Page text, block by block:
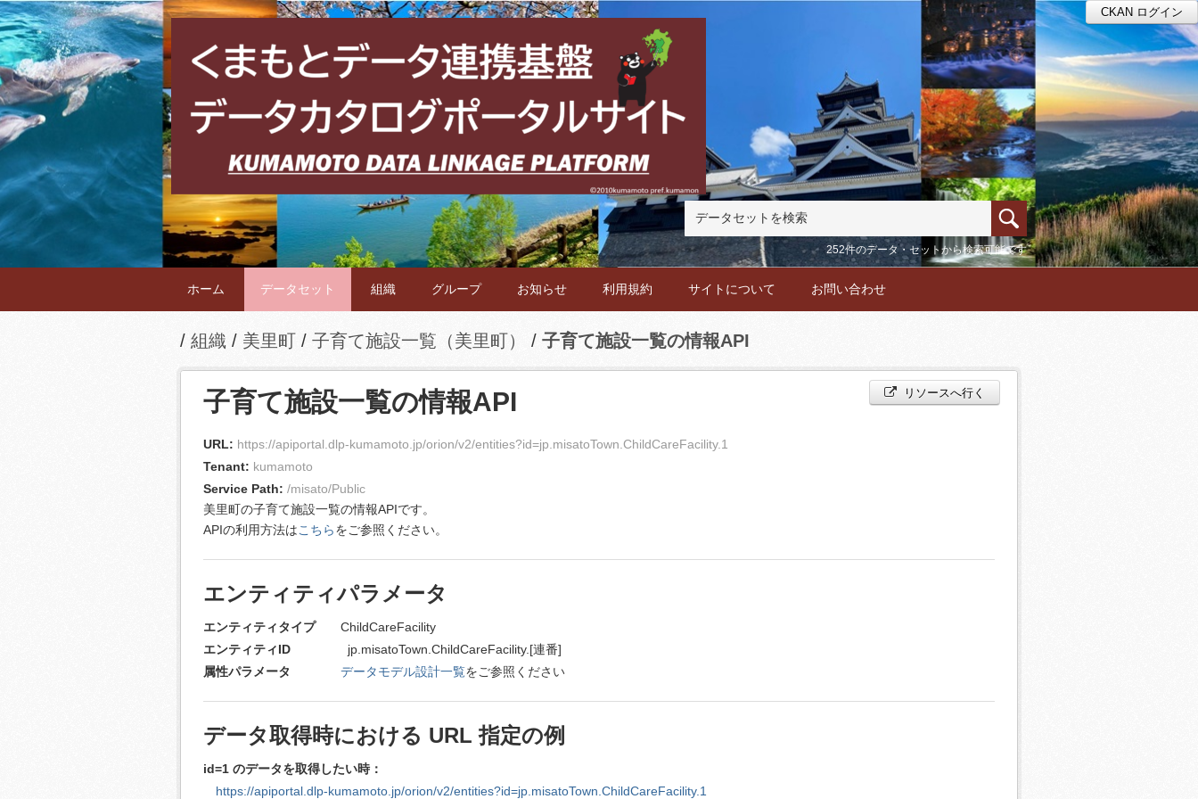
CKAN ログイン
252件のデータ・セットから検索可能です
ホーム データセット 組織 グループ お知らせ 利用規約 サイトについて お問い合わせ
組織 美里町 子育て施設一覧（美里町） 子育て施設一覧の情報API
リソースへ行く
子育て施設一覧の情報API
URL: https://apiportal.dlp-kumamoto.jp/orion/v2/entities?id=jp.misatoTown.ChildCareFacility.1
Tenant: kumamoto
Service Path: /misato/Public
美里町の子育て施設一覧の情報APIです。
APIの利用方法はこちらをご参照ください。
エンティティパラメータ
エンティティタイプChildCareFacility
エンティティID jp.misatoTown.ChildCareFacility.[連番]
属性パラメータ
データモデル設計一覧をご参照ください
データ取得時における URL 指定の例
id=1 のデータを取得したい時：
https://apiportal.dlp-kumamoto.jp/orion/v2/entities?id=jp.misatoTown.ChildCareFacility.1